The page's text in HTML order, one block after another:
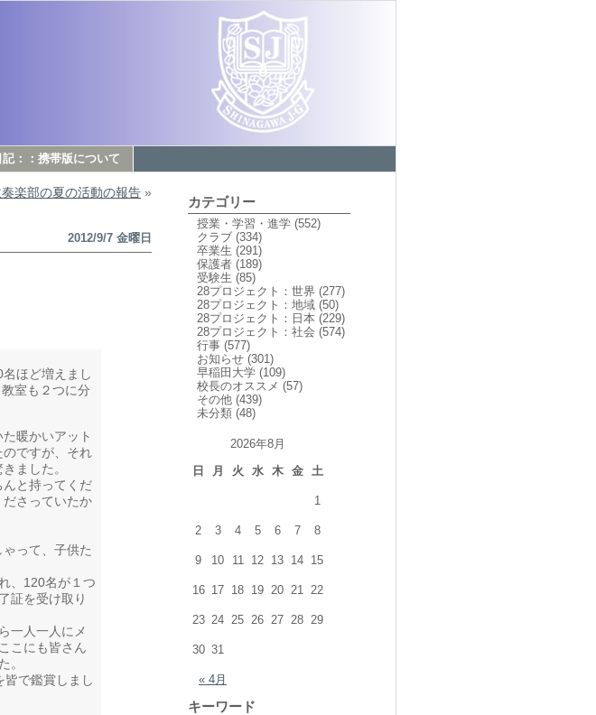
：：携帯版について
奏楽部の夏の活動の報告 »
2012/9/7 金曜日
ほど増えまし
室も２つに分
暖かいアット
ですが、それ
ました。
と持ってくだ
さっていたか
って、子供た
、120名が１つ
証を受け取り
一人一人にメ
こにも皆さん
。
皆で鑑賞しまし
カテゴリー
授業・学習・進学 (552)
クラブ (334)
卒業生 (291)
保護者 (189)
受験生 (85)
28プロジェクト：世界 (277)
28プロジェクト：地域 (50)
28プロジェクト：日本 (229)
28プロジェクト：社会 (574)
行事 (577)
お知らせ (301)
早稲田大学 (109)
校長のオススメ (57)
その他 (439)
未分類 (48)
2026年8月
日
月 火 水 木 金 土
« 4月
1
2 3 4 5 6 7 8
9 10 11 12 13 14 15
16 17 18 19 20 21 22
23 24 25 26 27 28 29
30 31
キーワード